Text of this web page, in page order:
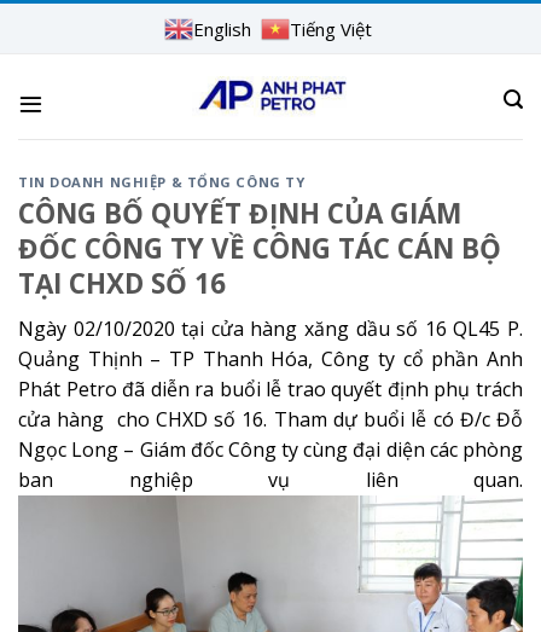
English Tiếng Việt
TIN DOANH NGHIỆP & TỔNG CÔNG TY
CÔNG BỐ QUYẾT ĐỊNH CỦA GIÁM
ĐỐC CÔNG TY VỀ CÔNG TÁC CÁN BỘ
TẠI CHXD SỐ 16
Ngày 02/10/2020 tại cửa hàng xăng dầu số 16 QL45 P.
Quảng Thịnh – TP Thanh Hóa, Công ty cổ phần Anh
Phát Petro đã diễn ra buổi lễ trao quyết định phụ trách
cửa hàng cho CHXD số 16. Tham dự buổi lễ có Đ/c Đỗ
Ngọc Long – Giám đốc Công ty cùng đại diện các phòng
ban nghiệp vụ liên quan.